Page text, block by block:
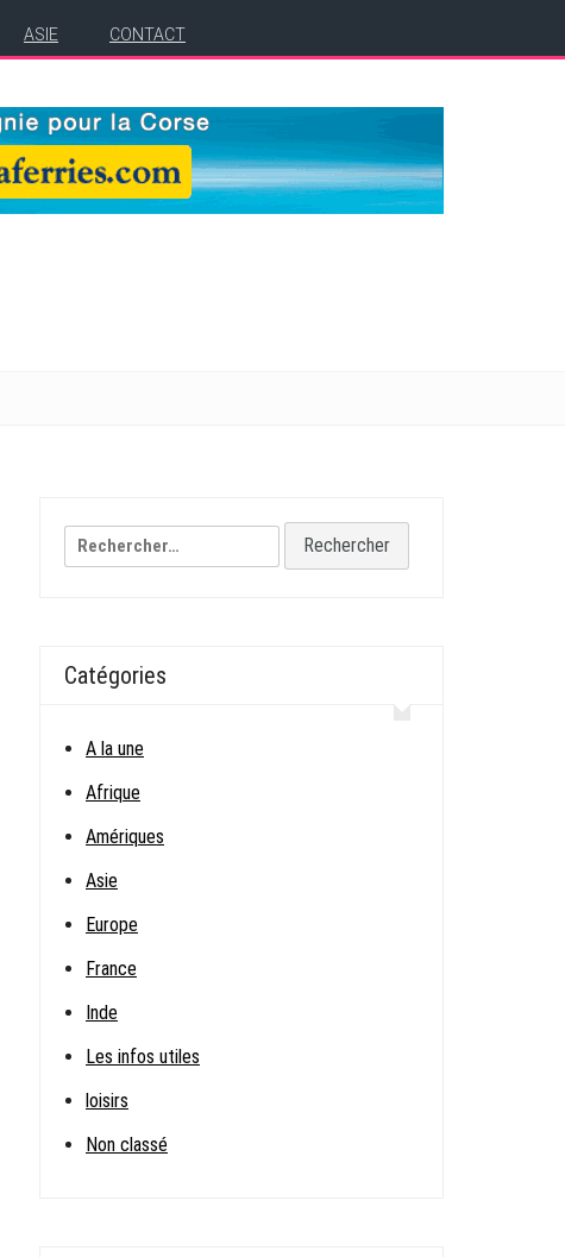
ASIE CONTACT
Rechercher :
Catégories
A la une
Afrique
Amériques
Asie
Europe
France
Inde
Les infos utiles
loisirs
Non classé